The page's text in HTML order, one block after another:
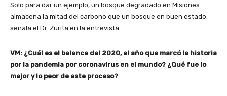
Solo para dar un ejemplo, un bosque degradado en Misiones
almacena la mitad del carbono que un bosque en buen estado,
señala el Dr. Zurita en la entrevista.
VM: ¿Cuál es el balance del 2020, el año que marcó la historia
por la pandemia por coronavirus en el mundo? ¿Qué fue lo
mejor y lo peor de este proceso?